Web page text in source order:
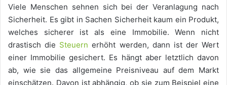
Viele Menschen sehnen sich bei der Veranlagung nach
Sicherheit. Es gibt in Sachen Sicherheit kaum ein Produkt,
welches sicherer ist als eine Immobilie. Wenn nicht
drastisch die Steuern erhöht werden, dann ist der Wert
einer Immobilie gesichert. Es hängt aber letztlich davon
ab, wie sie das allgemeine Preisniveau auf dem Markt
einschätzen. Davon ist abhängig, ob sie zum Beispiel eine